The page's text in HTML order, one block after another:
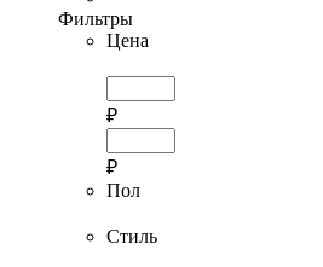
Фильтры
Цена
₽
₽
Пол
Стиль